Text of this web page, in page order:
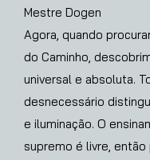
Mestre Dogen
Agora, quando
do Caminho,
universal e absoluta.
desnecessário
e iluminação. O
supremo é livre, então